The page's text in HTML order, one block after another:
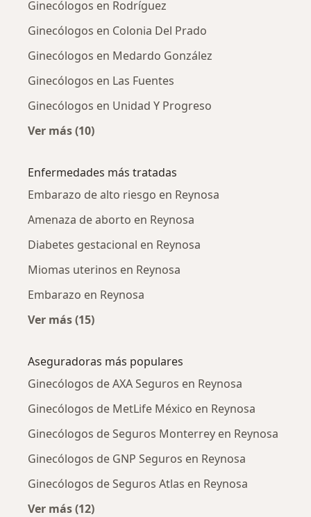
Ginecólogos en Rodríguez
Ginecólogos en Colonia Del Prado
Ginecólogos en Medardo González
Ginecólogos en Las Fuentes
Ginecólogos en Unidad Y Progreso
Ver más (10)
Enfermedades más tratadas
Embarazo de alto riesgo en Reynosa
Amenaza de aborto en Reynosa
Diabetes gestacional en Reynosa
Miomas uterinos en Reynosa
Embarazo en Reynosa
Ver más (15)
Aseguradoras más populares
Ginecólogos de AXA Seguros en Reynosa
Ginecólogos de MetLife México en Reynosa
Ginecólogos de Seguros Monterrey en Reynosa
Ginecólogos de GNP Seguros en Reynosa
Ginecólogos de Seguros Atlas en Reynosa
Ver más (12)